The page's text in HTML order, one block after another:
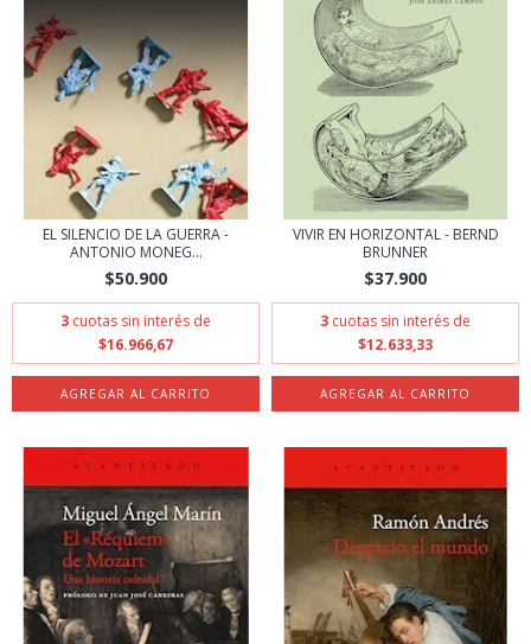
EL SILENCIO DE LA GUERRA -
ANTONIO MONEG...
$50.900
3 cuotas sin interés de
$16.966,67
VIVIR EN HORIZONTAL - BERND
BRUNNER
$37.900
3 cuotas sin interés de
$12.633,33